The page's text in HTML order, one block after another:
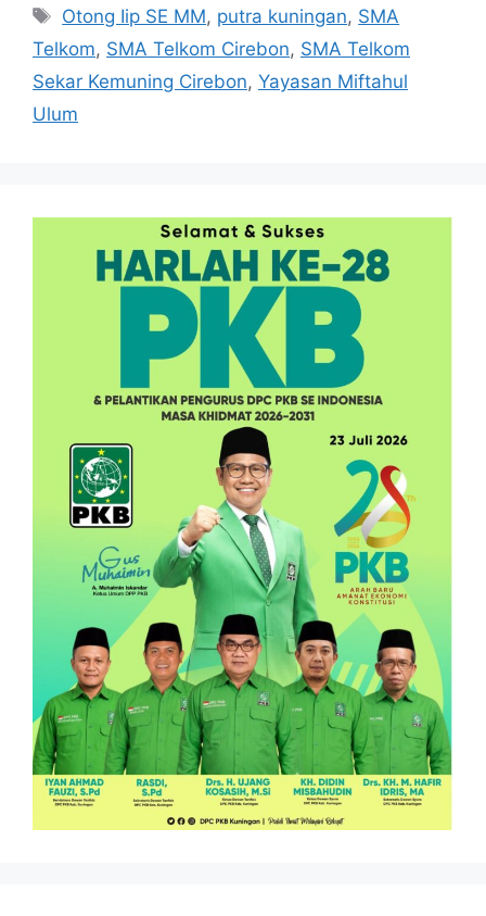
Tag
Otong Iip SE MM, putra kuningan, SMA
Telkom, SMA Telkom Cirebon, SMA Telkom
Sekar Kemuning Cirebon, Yayasan Miftahul
Ulum